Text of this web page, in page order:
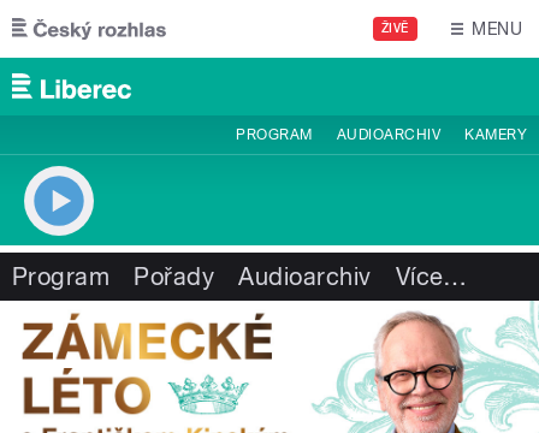
Přejít k hlavnímu obsahu
ŽIVĚ MENU
PROGRAM AUDIOARCHIV KAMERY
Program Pořady Audioarchiv Více…